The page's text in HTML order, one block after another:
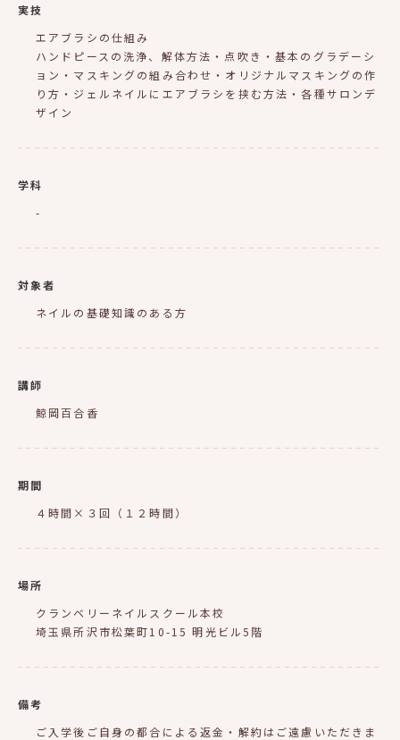
実技
エアブラシの仕組み
ハンドピースの洗浄、解体方法・点吹き・基本のグラデーシ
ョン・マスキングの組み合わせ・オリジナルマスキングの作
り方・ジェルネイルにエアブラシを挟む方法・各種サロンデ
ザイン
学科
-
対象者
ネイルの基礎知識のある方
講師
鯨岡百合香
期間
４時間×３回（１２時間）
場所
クランベリーネイルスクール本校
埼玉県所沢市松葉町10-15 明光ビル5階
備考
ご入学後ご自身の都合による返金・解約はご遠慮いただきま